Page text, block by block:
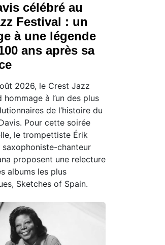
célébré au
Festival : un
à une légende
ans après sa
2026, le Crest Jazz
hommage à l’un des plus
de l’histoire du
Pour cette soirée
le trompettiste Érik
chanteur
proposent une relecture
albums les plus
Sketches of Spain.